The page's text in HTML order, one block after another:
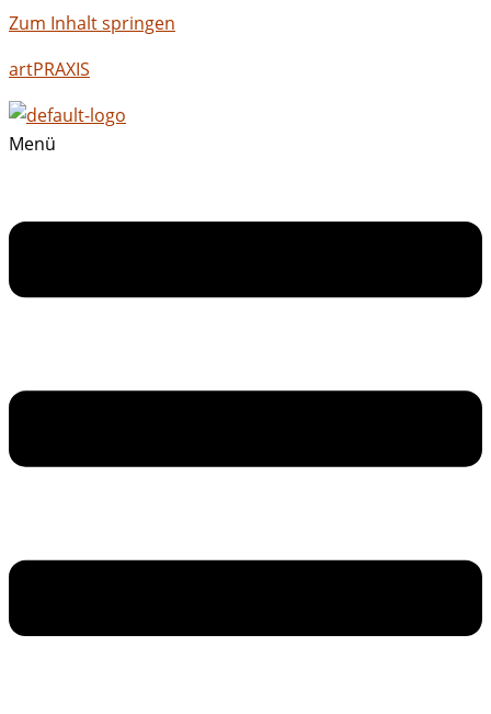
Zum Inhalt springen
artPRAXIS
Menü